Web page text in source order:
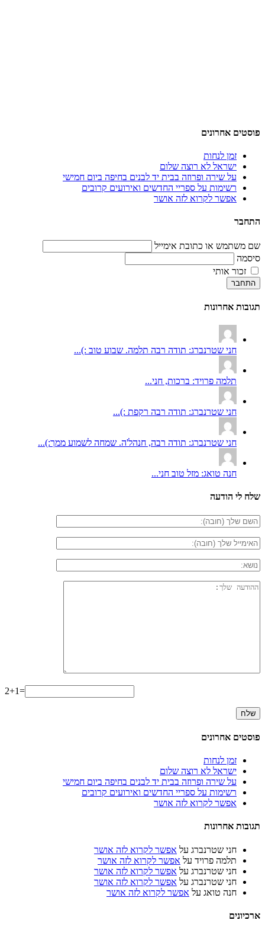
פוסטים אחרונים
זמן לנחות
ישראל לא רוצה שלום
על שירה ופרוזה בבית יד לבנים בחיפה ביום חמישי
רשימות על ספריי החדשים ואירועים קרובים
אפשר לקרוא לזה אושר
התחבר
שם משתמש או כתובת אימייל
סיסמה
זכור אותי
התחבר
תגובות אחרונות
חני שטרנברג: תודה רבה תלמה. שבוע טוב :)...
תלמה פרויד: ברכות, חני...
חני שטרנברג: תודה רבה רקפת :)...
חני שטרנברג: תודה רבה, חנהל'ה. שמחה לשמוע ממך:)...
חנה טואג: מזל טוב חני...
שלח לי הודעה
2+1=
פוסטים אחרונים
זמן לנחות
ישראל לא רוצה שלום
על שירה ופרוזה בבית יד לבנים בחיפה ביום חמישי
רשימות על ספריי החדשים ואירועים קרובים
אפשר לקרוא לזה אושר
תגובות אחרונות
חני שטרנברג על אפשר לקרוא לזה אושר
תלמה פרויד על אפשר לקרוא לזה אושר
חני שטרנברג על אפשר לקרוא לזה אושר
חני שטרנברג על אפשר לקרוא לזה אושר
חנה טואג על אפשר לקרוא לזה אושר
ארכיונים